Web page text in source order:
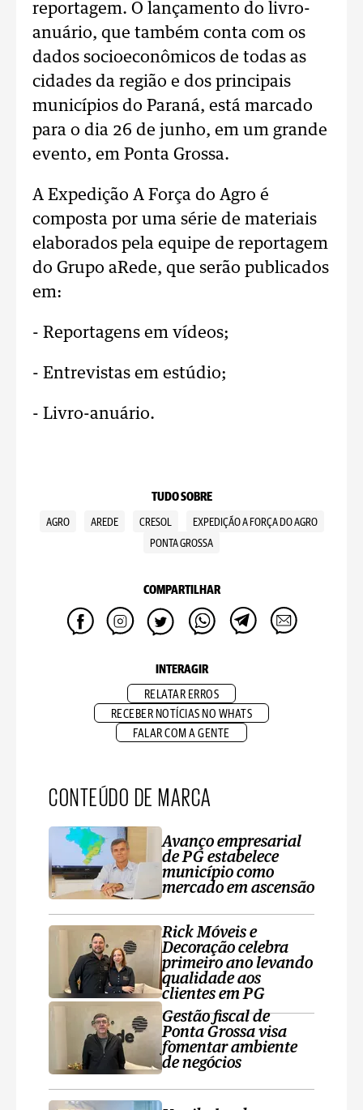
reportagem. O lançamento do livro-
anuário, que também conta com os
dados socioeconômicos de todas as
cidades da região e dos principais
municípios do Paraná, está marcado
para o dia 26 de junho, em um grande
evento, em Ponta Grossa.
A Expedição A Força do Agro é
composta por uma série de materiais
elaborados pela equipe de reportagem
do Grupo aRede, que serão publicados
em:
- Reportagens em vídeos;
- Entrevistas em estúdio;
- Livro-anuário.
TUDO SOBRE
AGRO AREDE CRESOL
EXPEDIÇÃO A FORÇA DO AGRO
PONTA GROSSA
COMPARTILHAR
INTERAGIR
RELATAR ERROS
RECEBER NOTÍCIAS NO WHATS
FALAR COM A GENTE
CONTEÚDO DE MARCA
Avanço empresarial
de PG estabelece
município como
mercado em ascensão
Rick Móveis e
Decoração celebra
primeiro ano levando
qualidade aos
clientes em PG
Gestão fiscal de
Ponta Grossa visa
fomentar ambiente
de negócios